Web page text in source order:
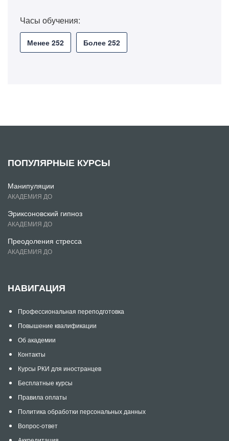
Часы обучения:
Менее 252 Более 252
ПОПУЛЯРНЫЕ КУРСЫ
Манипуляции
АКАДЕМИЯ ДО
Эриксоновский гипноз
АКАДЕМИЯ ДО
Преодоления стресса
АКАДЕМИЯ ДО
НАВИГАЦИЯ
Профессиональная переподготовка
Повышение квалификации
Об академии
Контакты
Курсы РКИ для иностранцев
Бесплатные курсы
Правила оплаты
Политика обработки персональных данных
Вопрос-ответ